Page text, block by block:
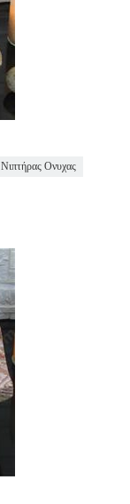
Νιπτήρας Ονυχας